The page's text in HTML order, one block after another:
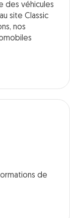
des véhicules
site Classic
nos
de